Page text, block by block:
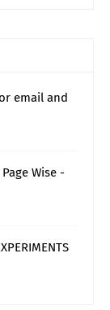
email and
Wise -